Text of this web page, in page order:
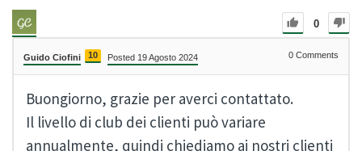
0
Guido Ciofini 10 Posted 19 Agosto 2024 0 Comments
Buongiorno, grazie per averci contattato.
Il livello di club dei clienti può variare
annualmente, quindi chiediamo ai nostri clienti